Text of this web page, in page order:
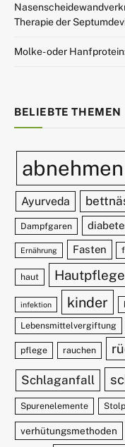
Therapie der
Molke- oder
BELIEBTE THEMEN
abnehmen
Ayurveda
Dampfgaren
Ernährung Fasten
haut Hautpflege
infektion kinder
Lebensmittelvergiftung
pflege rauchen
Schlaganfall
Spurenelemente
verhütungsmethoden